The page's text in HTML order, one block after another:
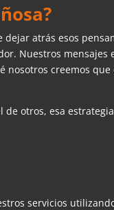
atrás esos
Nuestros mensajes
nosotros creemos que
otros, esa
servicios